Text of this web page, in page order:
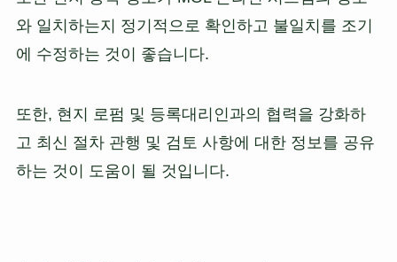
와 일치하는지 정기적으로 확인하고 불일치를 조기
에 수정하는 것이 좋습니다.
또한, 현지 로펌 및 등록대리인과의 협력을 강화하
고 최신 절차 관행 및 검토 사항에 대한 정보를 공유
하는 것이 도움이 될 것입니다.